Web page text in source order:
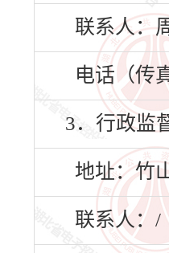
联系人：
电话（传
3．行政监
地址：竹
联系人：/